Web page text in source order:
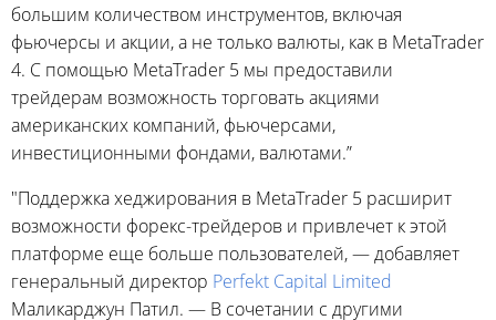
большим количеством инструментов, включая
фьючерсы и акции, а не только валюты, как в MetaTrader
4. С помощью MetaTrader 5 мы предоставили
трейдерам возможность торговать акциями
американских компаний, фьючерсами,
инвестиционными фондами, валютами.”
"Поддержка хеджирования в MetaTrader 5 расширит
возможности форекс-трейдеров и привлечет к этой
платформе еще больше пользователей, — добавляет
генеральный директор Perfekt Capital Limited
Маликарджун Патил. — В сочетании с другими